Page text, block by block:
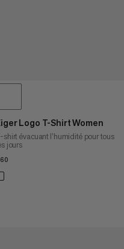
Logo T-Shirt Women
shirt évacuant l’humidité pour tous
jours